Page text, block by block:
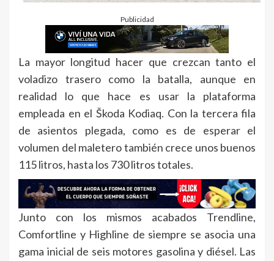
Publicidad
La mayor longitud hacer que crezcan tanto el
voladizo trasero como la batalla, aunque en
realidad lo que hace es usar la plataforma
empleada en el Škoda Kodiaq. Con la tercera fila
de asientos plegada, como es de esperar el
volumen del maletero también crece unos buenos
115 litros, hasta los 730 litros totales.
Junto con los mismos acabados Trendline,
Comfortline y Highline de siempre se asocia una
gama inicial de seis motores gasolina y diésel. Las